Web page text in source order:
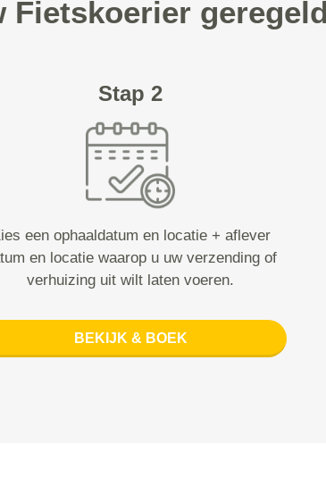
Fietskoerier
Stap 2
een ophaaldatum en locatie + aflever
en locatie waarop u uw verzending of
verhuizing uit wilt laten voeren.
BEKIJK & BOEK